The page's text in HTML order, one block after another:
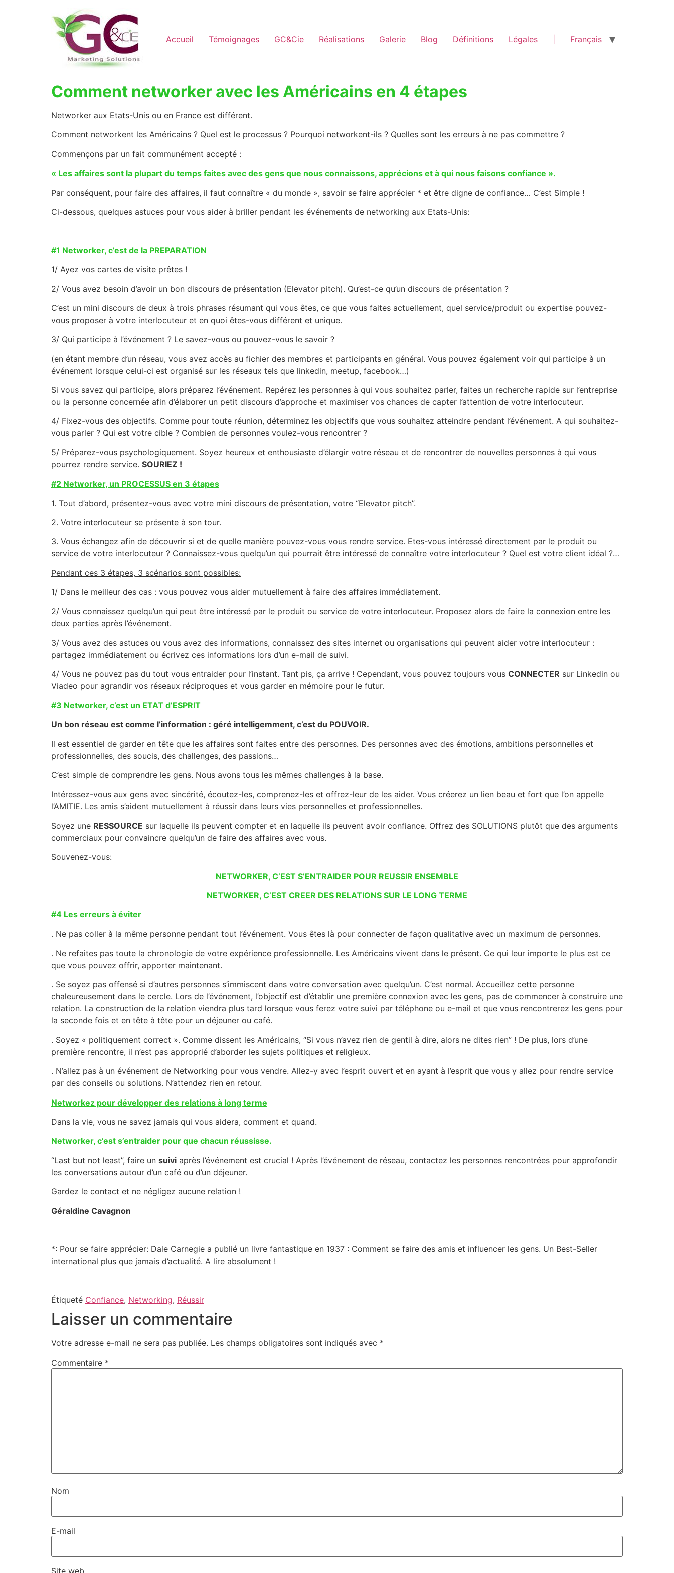
Accueil Témoignages GC&Cie Réalisations Galerie Blog Définitions Légales Français
Comment networker avec les Américains en 4 étapes
Networker aux Etats-Unis ou en France est différent.
Comment networkent les Américains ? Quel est le processus ? Pourquoi networkent-ils ? Quelles sont les erreurs à ne pas commettre ?
Commençons par un fait communément accepté :
« Les affaires sont la plupart du temps faites avec des gens que nous connaissons, apprécions et à qui nous faisons confiance ».
Par conséquent, pour faire des affaires, il faut connaître « du monde », savoir se faire apprécier * et être digne de confiance… C’est Simple !
Ci-dessous, quelques astuces pour vous aider à briller pendant les événements de networking aux Etats-Unis:
#1 Networker, c’est de la PREPARATION
1/ Ayez vos cartes de visite prêtes !
2/ Vous avez besoin d’avoir un bon discours de présentation (Elevator pitch). Qu’est-ce qu’un discours de présentation ?
C’est un mini discours de deux à trois phrases résumant qui vous êtes, ce que vous faites actuellement, quel service/produit ou expertise pouvez-
vous proposer à votre interlocuteur et en quoi êtes-vous différent et unique.
3/ Qui participe à l’événement ? Le savez-vous ou pouvez-vous le savoir ?
(en étant membre d’un réseau, vous avez accès au fichier des membres et participants en général. Vous pouvez également voir qui participe à un
événement lorsque celui-ci est organisé sur les réseaux tels que linkedin, meetup, facebook…)
Si vous savez qui participe, alors préparez l’événement. Repérez les personnes à qui vous souhaitez parler, faites un recherche rapide sur l’entreprise
ou la personne concernée afin d’élaborer un petit discours d’approche et maximiser vos chances de capter l’attention de votre interlocuteur.
4/ Fixez-vous des objectifs. Comme pour toute réunion, déterminez les objectifs que vous souhaitez atteindre pendant l’événement. A qui souhaitez-
vous parler ? Qui est votre cible ? Combien de personnes voulez-vous rencontrer ?
5/ Préparez-vous psychologiquement. Soyez heureux et enthousiaste d’élargir votre réseau et de rencontrer de nouvelles personnes à qui vous
pourrez rendre service. SOURIEZ !
#2 Networker, un PROCESSUS en 3 étapes
1. Tout d’abord, présentez-vous avec votre mini discours de présentation, votre “Elevator pitch”.
2. Votre interlocuteur se présente à son tour.
3. Vous échangez afin de découvrir si et de quelle manière pouvez-vous vous rendre service. Etes-vous intéressé directement par le produit ou
service de votre interlocuteur ? Connaissez-vous quelqu’un qui pourrait être intéressé de connaître votre interlocuteur ? Quel est votre client idéal ?…
Pendant ces 3 étapes, 3 scénarios sont possibles:
1/ Dans le meilleur des cas : vous pouvez vous aider mutuellement à faire des affaires immédiatement.
2/ Vous connaissez quelqu’un qui peut être intéressé par le produit ou service de votre interlocuteur. Proposez alors de faire la connexion entre les
deux parties après l’événement.
3/ Vous avez des astuces ou vous avez des informations, connaissez des sites internet ou organisations qui peuvent aider votre interlocuteur :
partagez immédiatement ou écrivez ces informations lors d’un e-mail de suivi.
4/ Vous ne pouvez pas du tout vous entraider pour l’instant. Tant pis, ça arrive ! Cependant, vous pouvez toujours vous CONNECTER sur Linkedin ou
Viadeo pour agrandir vos réseaux réciproques et vous garder en mémoire pour le futur.
#3 Networker, c’est un ETAT d’ESPRIT
Un bon réseau est comme l’information : géré intelligemment, c’est du POUVOIR.
Il est essentiel de garder en tête que les affaires sont faites entre des personnes. Des personnes avec des émotions, ambitions personnelles et
professionnelles, des soucis, des challenges, des passions…
C’est simple de comprendre les gens. Nous avons tous les mêmes challenges à la base.
Intéressez-vous aux gens avec sincérité, écoutez-les, comprenez-les et offrez-leur de les aider. Vous créerez un lien beau et fort que l’on appelle
l’AMITIE. Les amis s’aident mutuellement à réussir dans leurs vies personnelles et professionnelles.
Soyez une RESSOURCE sur laquelle ils peuvent compter et en laquelle ils peuvent avoir confiance. Offrez des SOLUTIONS plutôt que des arguments
commerciaux pour convaincre quelqu’un de faire des affaires avec vous.
Souvenez-vous:
NETWORKER, C’EST S’ENTRAIDER POUR REUSSIR ENSEMBLE
NETWORKER, C’EST CREER DES RELATIONS SUR LE LONG TERME
#4 Les erreurs à éviter
. Ne pas coller à la même personne pendant tout l’événement. Vous êtes là pour connecter de façon qualitative avec un maximum de personnes.
. Ne refaites pas toute la chronologie de votre expérience professionnelle. Les Américains vivent dans le présent. Ce qui leur importe le plus est ce
que vous pouvez offrir, apporter maintenant.
. Se soyez pas offensé si d’autres personnes s’immiscent dans votre conversation avec quelqu’un. C’est normal. Accueillez cette personne
chaleureusement dans le cercle. Lors de l’événement, l’objectif est d’établir une première connexion avec les gens, pas de commencer à construire une
relation. La construction de la relation viendra plus tard lorsque vous ferez votre suivi par téléphone ou e-mail et que vous rencontrerez les gens pour
la seconde fois et en tête à tête pour un déjeuner ou café.
. Soyez « politiquement correct ». Comme dissent les Américains, “Si vous n’avez rien de gentil à dire, alors ne dites rien” ! De plus, lors d’une
première rencontre, il n’est pas approprié d’aborder les sujets politiques et religieux.
. N’allez pas à un événement de Networking pour vous vendre. Allez-y avec l’esprit ouvert et en ayant à l’esprit que vous y allez pour rendre service
par des conseils ou solutions. N’attendez rien en retour.
Networkez pour développer des relations à long terme
Dans la vie, vous ne savez jamais qui vous aidera, comment et quand.
Networker, c’est s’entraider pour que chacun réussisse.
“Last but not least”, faire un suivi après l’événement est crucial ! Après l’événement de réseau, contactez les personnes rencontrées pour approfondir
les conversations autour d’un café ou d’un déjeuner.
Gardez le contact et ne négligez aucune relation !
Géraldine Cavagnon
*: Pour se faire apprécier: Dale Carnegie a publié un livre fantastique en 1937 : Comment se faire des amis et influencer les gens. Un Best-Seller
international plus que jamais d’actualité. A lire absolument !
Étiqueté Confiance, Networking, Réussir
Laisser un commentaire
Votre adresse e-mail ne sera pas publiée. Les champs obligatoires sont indiqués avec *
Commentaire *
Nom
E-mail